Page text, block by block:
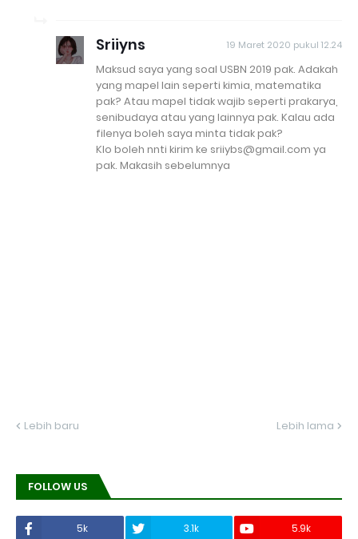
Sriiyns 19 Maret 2020 pukul 12.24
Maksud saya yang soal USBN 2019 pak. Adakah
yang mapel lain seperti kimia, matematika
pak? Atau mapel tidak wajib seperti prakarya,
senibudaya atau yang lainnya pak. Kalau ada
filenya boleh saya minta tidak pak?
Klo boleh nnti kirim ke sriiybs@gmail.com ya
pak. Makasih sebelumnya
Lebih baru Lebih lama
FOLLOW US
5k 3.1k 5.9k